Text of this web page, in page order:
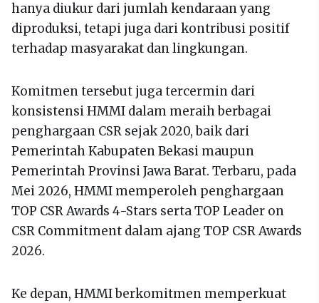
hanya diukur dari jumlah kendaraan yang
diproduksi, tetapi juga dari kontribusi positif
terhadap masyarakat dan lingkungan.
Komitmen tersebut juga tercermin dari
konsistensi HMMI dalam meraih berbagai
penghargaan CSR sejak 2020, baik dari
Pemerintah Kabupaten Bekasi maupun
Pemerintah Provinsi Jawa Barat. Terbaru, pada
Mei 2026, HMMI memperoleh penghargaan
TOP CSR Awards 4-Stars serta TOP Leader on
CSR Commitment dalam ajang TOP CSR Awards
2026.
Ke depan, HMMI berkomitmen memperkuat